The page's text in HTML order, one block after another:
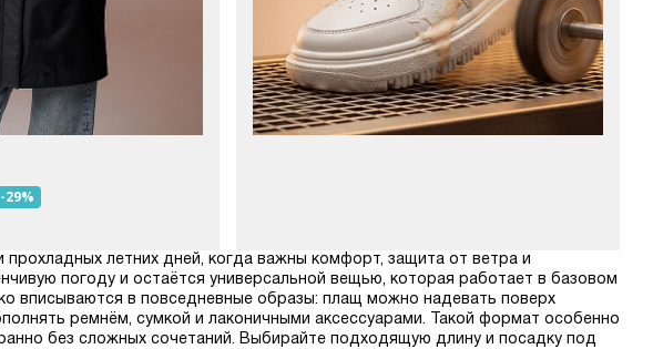
-29%
летних дней, когда важны комфорт, защита от ветра и
погоду и остаётся универсальной вещью, которая работает в базовом
вписываются в повседневные образы: плащ можно надевать поверх
ремнём, сумкой и лаконичными аксессуарами. Такой формат особенно
без сложных сочетаний. Выбирайте подходящую длину и посадку под